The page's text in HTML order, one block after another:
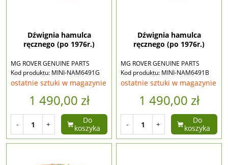
Dźwignia hamulca
ręcznego (po 1976r.)
MG ROVER GENUINE PARTS
Kod produktu: MINI-NAM6491G
ostatnie sztuki w magazynie
1 490,00 zł
- +
Do
koszyka
Dźwignia hamulca
ręcznego (po 1976r.)
MG ROVER GENUINE PARTS
Kod produktu: MINI-NAM6491B
ostatnie sztuki w magazynie
1 490,00 zł
- +
Do
koszyka